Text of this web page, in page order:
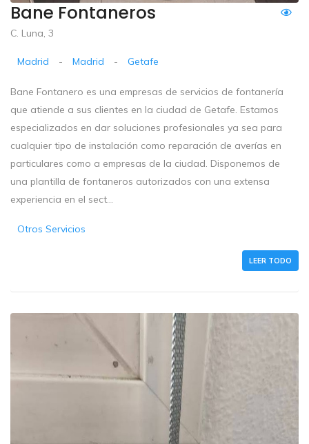
Bane Fontaneros
C. Luna, 3
Madrid - Madrid - Getafe
Bane Fontanero es una empresas de servicios de fontanería
que atiende a sus clientes en la ciudad de Getafe. Estamos
especializados en dar soluciones profesionales ya sea para
cualquier tipo de instalación como reparación de averías en
particulares como a empresas de la ciudad. Disponemos de
una plantilla de fontaneros autorizados con una extensa
experiencia en el sect...
Otros Servicios
LEER TODO